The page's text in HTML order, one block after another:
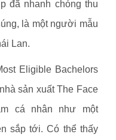
đã nhanh chóng thu
là một người mẫu
Lan.
Eligible Bachelors
sản xuất The Face
cá nhân như một
sắp tới. Có thể thấy